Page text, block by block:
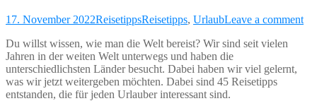
17. November 2022ReisetippsReisetipps, UrlaubLeave a comment
Du willst wissen, wie man die Welt bereist? Wir sind seit vielen
Jahren in der weiten Welt unterwegs und haben die
unterschiedlichsten Länder besucht. Dabei haben wir viel gelernt,
was wir jetzt weitergeben möchten. Dabei sind 45 Reisetipps
entstanden, die für jeden Urlauber interessant sind.